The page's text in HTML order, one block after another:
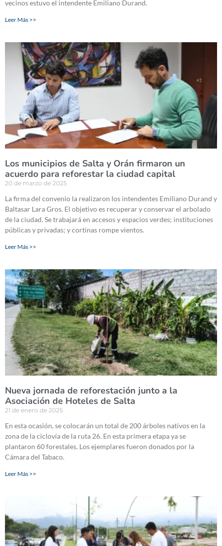
vecinos estuvo el intendente Emiliano Durand.
Leer Más >>
Los municipios de Salta y Orán firmaron un
acuerdo para reforestar la ciudad capital
20 de marzo de 2025
La firma del convenio la realizaron los intendentes Emiliano Durand y
Baltasar Lara Gros. El objetivo es recuperar y conservar el arbolado
de la ciudad. Se trabajará en accesos y espacios verdes; instituciones
públicas y privadas; y cortinas rompe vientos.
Leer Más >>
Nueva jornada de reforestación junto a la
Asociación de Hoteles de Salta
21 de enero de 2025
En esta ocasión, se colocarán un total de 200 árboles nativos en la
zona de la ciclovía de la ruta 26. En esta primera etapa ya se
plantaron 60 forestales. Los ejemplares fueron donados por la
Cámara del Tabaco.
Leer Más >>